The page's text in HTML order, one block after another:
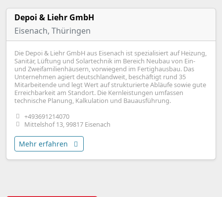
Depoi & Liehr GmbH
Eisenach, Thüringen
Die Depoi & Liehr GmbH aus Eisenach ist spezialisiert auf Heizung,
Sanitär, Lüftung und Solartechnik im Bereich Neubau von Ein-
und Zweifamilienhäusern, vorwiegend im Fertighausbau. Das
Unternehmen agiert deutschlandweit, beschäftigt rund 35
Mitarbeitende und legt Wert auf strukturierte Abläufe sowie gute
Erreichbarkeit am Standort. Die Kernleistungen umfassen
technische Planung, Kalkulation und Bauausführung.
+493691214070
Mittelshof 13, 99817 Eisenach
Mehr erfahren